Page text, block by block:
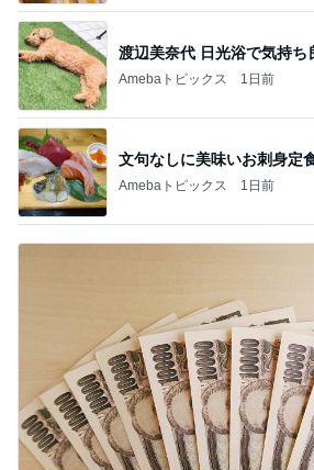
渡辺美奈代 日光浴で気持ち
Amebaトピックス 1日前
文句なしに美味いお刺身定
Amebaトピックス 1日前